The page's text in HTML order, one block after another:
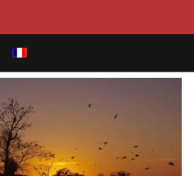
S
e
a
r